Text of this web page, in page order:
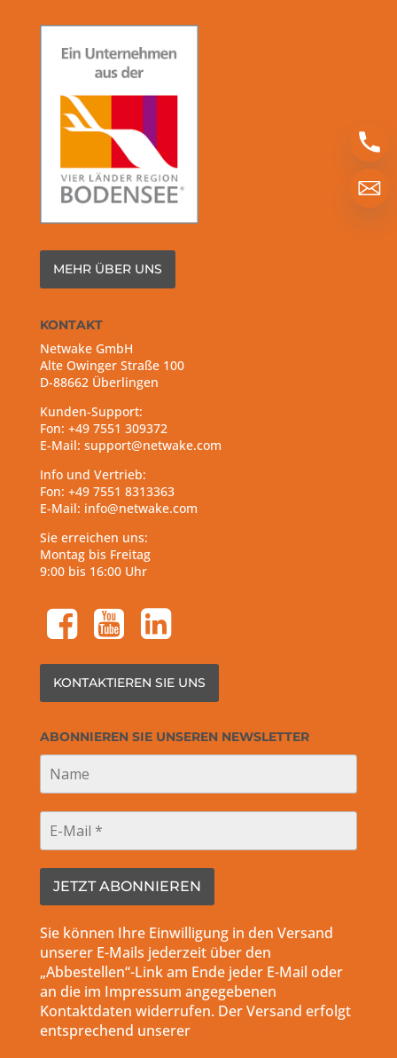
MEHR ÜBER UNS
KONTAKT
Netwake GmbH
Alte Owinger Straße 100
D-88662 Überlingen
Kunden-Support:
Fon: +49 7551 309372
E-Mail: support@netwake.com
Info und Vertrieb:
Fon: +49 7551 8313363
E-Mail: info@netwake.com
Sie erreichen uns:
Montag bis Freitag
9:00 bis 16:00 Uhr
facebook-square
youtube-square linkedin-square
KONTAKTIEREN SIE UNS
ABONNIEREN SIE UNSEREN NEWSLETTER
Sie können Ihre Einwilligung in den Versand
unserer E-Mails jederzeit über den
„Abbestellen“-Link am Ende jeder E-Mail oder
an die im Impressum angegebenen
Kontaktdaten widerrufen. Der Versand erfolgt
entsprechend unserer